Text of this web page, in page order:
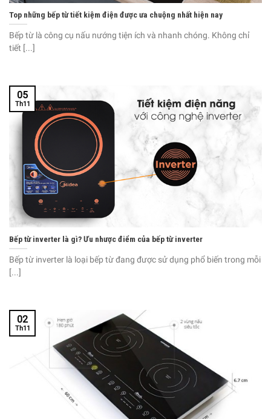
Top những bếp từ tiết kiệm điện được ưa chuộng nhất hiện nay
Bếp từ là công cụ nấu nướng tiện ích và nhanh chóng. Không chỉ
tiết [...]
Bếp từ inverter là gì? Ưu nhược điểm của bếp từ inverter
Bếp từ inverter là loại bếp từ đang được sử dụng phổ biến trong mỗi
[...]
05
Th11
02
Th11